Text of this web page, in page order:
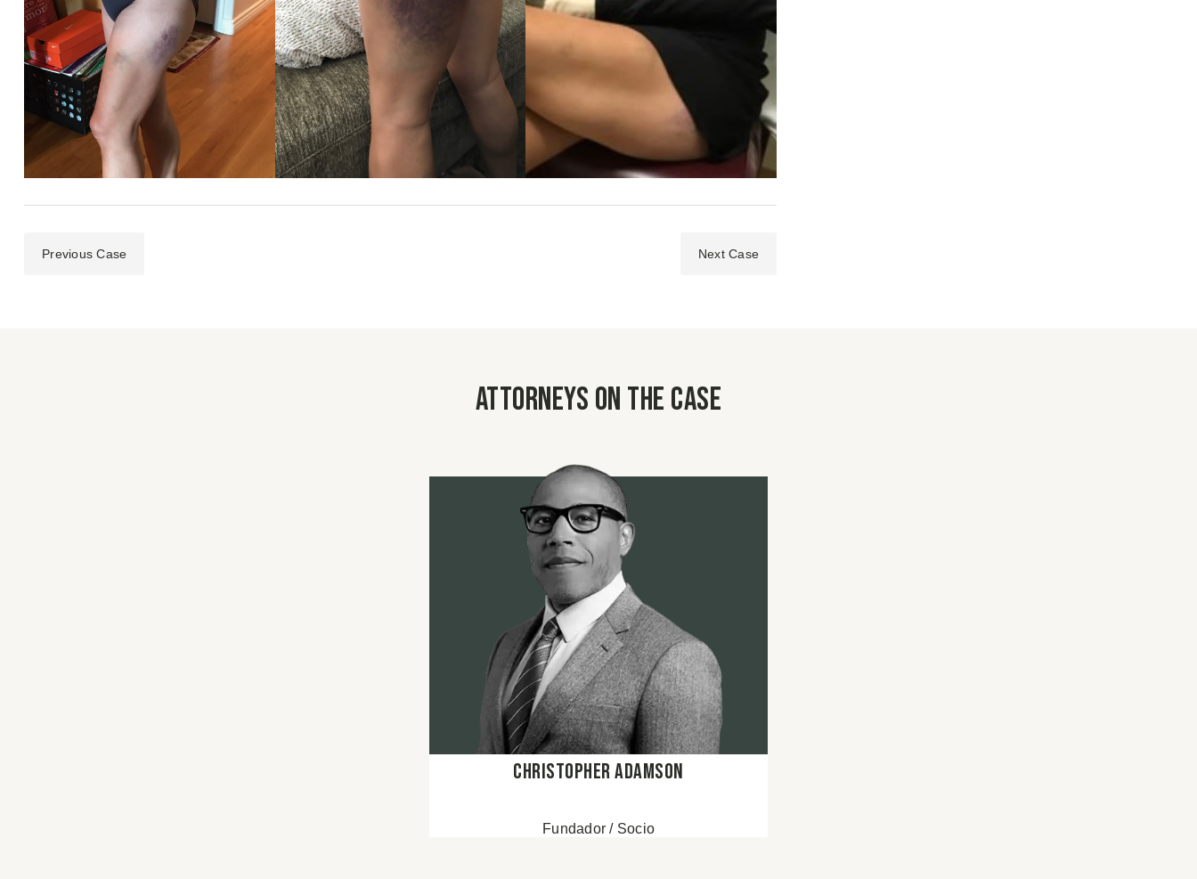
Previous Case Next Case
Attorneys on the case
Christopher Adamson
Fundador / Socio